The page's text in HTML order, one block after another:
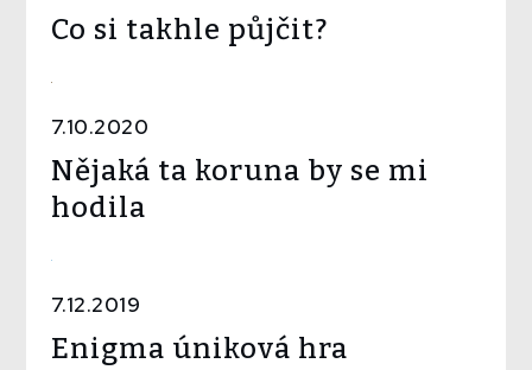
Co si takhle půjčit?
7.10.2020
Nějaká ta koruna by se mi
hodila
7.12.2019
Enigma úniková hra